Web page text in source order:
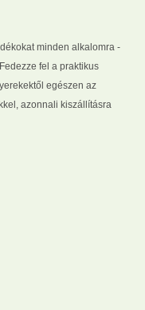
minden alkalomra -
fel a praktikus
egészen az
azonnali kiszállításra